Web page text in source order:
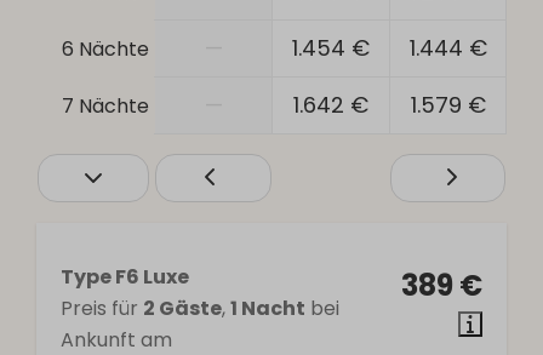
Holzofen
Infrarotsauna
Bubbelbad
6 Nächte 1.454 € 1.444 €
7 Nächte 1.642 € 1.579 €
389 €
Type F6 Luxe
Preis für 2 Gäste,1 Nacht bei
Ankunft am